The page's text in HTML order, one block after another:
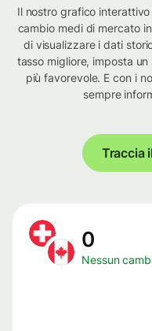
Il nostro grafico
cambio medi di mercato
di visualizzare i dati
tasso migliore, imposta
più favorevole. E con i
sempre
Traccia
0
Nessun